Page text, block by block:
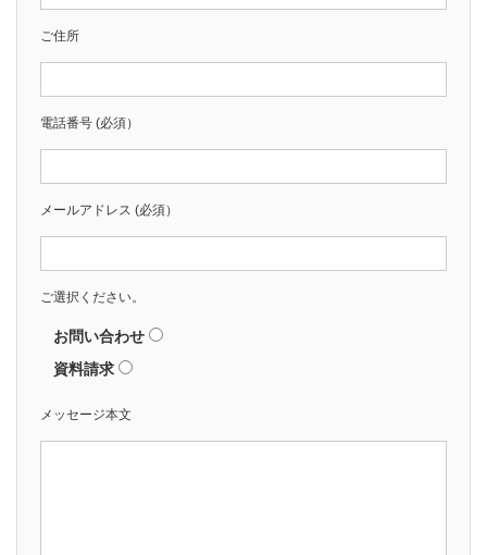
ご住所
電話番号 (必須）
メールアドレス (必須）
ご選択ください。
お問い合わせ
資料請求
メッセージ本文